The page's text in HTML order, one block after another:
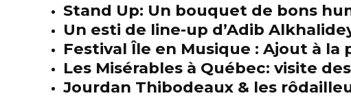
Stand Up: Un bouquet de bons
Un esti de line-up d’Adib
Festival Île en Musique : Ajout à la
Les Misérables à Québec: visite
Jourdan Thibodeaux & les